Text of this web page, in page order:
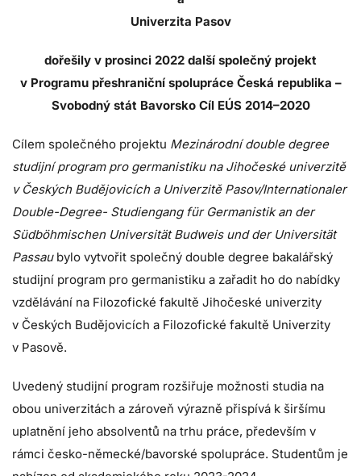
Univerzita Pasov
dořešily v prosinci 2022 další společný projekt
v Programu přeshraniční spolupráce Česká republika –
Svobodný stát Bavorsko Cíl EÚS 2014–2020
Cílem společného projektu Mezinárodní double degree
studijní program pro germanistiku na Jihočeské univerzitě
v Českých Budějovicích a Univerzitě Pasov/Internationaler
Double-Degree- Studiengang für Germanistik an der
Südböhmischen Universität Budweis und der Universität
Passaubylo vytvořit společný double degree bakalářský
studijní program pro germanistiku a zařadit ho do nabídky
vzdělávání na Filozofické fakultě Jihočeské univerzity
v Českých Budějovicích a Filozofické fakultě Univerzity
v Pasově.
Uvedený studijní program rozšiřuje možnosti studia na
obou univerzitách a zároveň výrazně přispívá k širšímu
uplatnění jeho absolventů na trhu práce, především v
rámci česko-německé/bavorské spolupráce. Studentům je